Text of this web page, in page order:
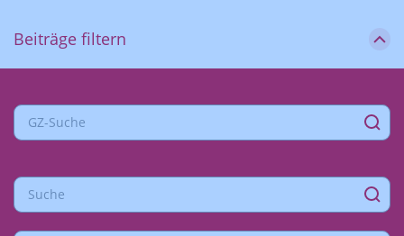
Beiträge filtern